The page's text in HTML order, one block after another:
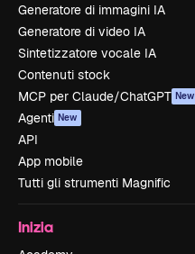
Generatore di immagini IA
Generatore di video IA
Sintetizzatore vocale IA
Contenuti stock
MCP per Claude/ChatGPT New
Agenti New
API
App mobile
Tutti gli strumenti Magnific
Inizia